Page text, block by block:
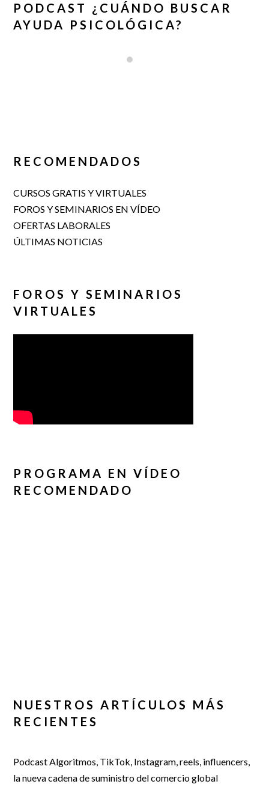
PODCAST ¿CUÁNDO BUSCAR
AYUDA PSICOLÓGICA?
RECOMENDADOS
CURSOS GRATIS Y VIRTUALES
FOROS Y SEMINARIOS EN VÍDEO
OFERTAS LABORALES
ÚLTIMAS NOTICIAS
FOROS Y SEMINARIOS
VIRTUALES
PROGRAMA EN VÍDEO
RECOMENDADO
NUESTROS ARTÍCULOS MÁS
RECIENTES
Podcast Algoritmos, TikTok, Instagram, reels, influencers,
la nueva cadena de suministro del comercio global